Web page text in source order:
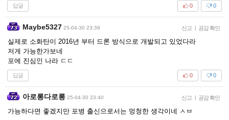
답글 0
0
Maybe5327 25-04-30 23:39 신고 | 공감 확인
실제로 소화탄이 2016년 부터 드론 방식으로 개발되고 있었다라
저게 가능한가보네
포에 진심인 나라 ㄷㄷ
답글 0
0
아로롱다로롱 25-04-30 23:40 신고 | 공감 확인
가능하다면 좋겠지만 포병 출신으로서는 멍청한 생각이네 ㅅㅂ